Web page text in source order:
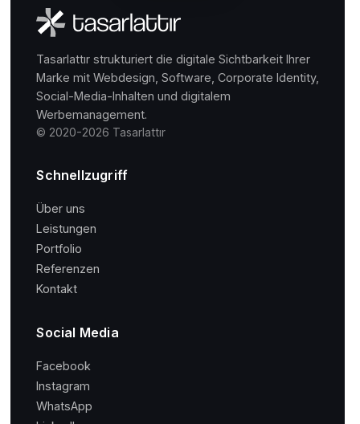
Tasarlattır strukturiert die digitale Sichtbarkeit Ihrer
Marke mit Webdesign, Software, Corporate Identity,
Social-Media-Inhalten und digitalem
Werbemanagement.
© 2020-2026 Tasarlattır
Schnellzugriff
Über uns
Leistungen
Portfolio
Referenzen
Kontakt
Social Media
Facebook
Instagram
WhatsApp